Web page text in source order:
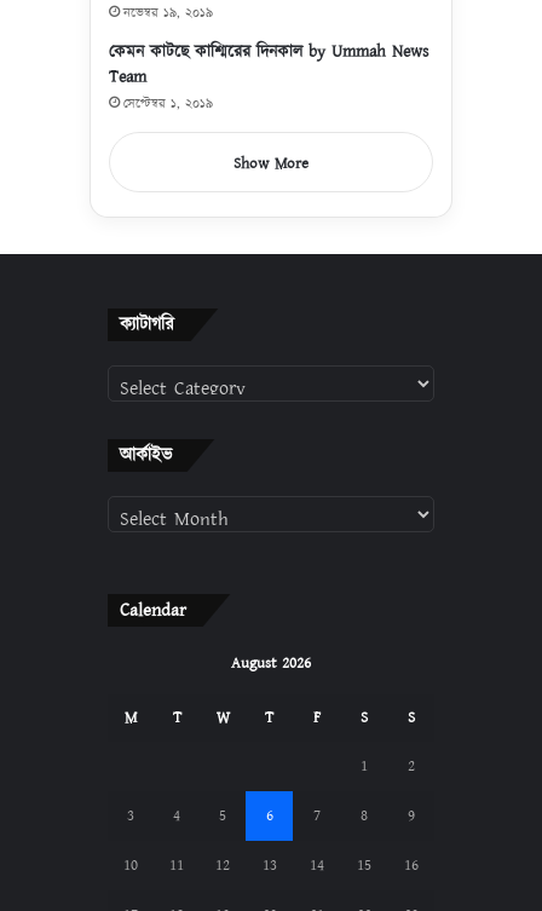
নভেম্বর ১৯, ২০১৯
কেমন কাটছে কাশ্মিরের দিনকাল by Ummah News
Team
সেপ্টেম্বর ১, ২০১৯
Show More
ক্যাটাগরি
ক্যাটাগরি
আর্কাইভ
Calendar
August 2026
M T W T F S S
1 2
3 4 5 6 7 8 9
10 11 12 13 14 15 16